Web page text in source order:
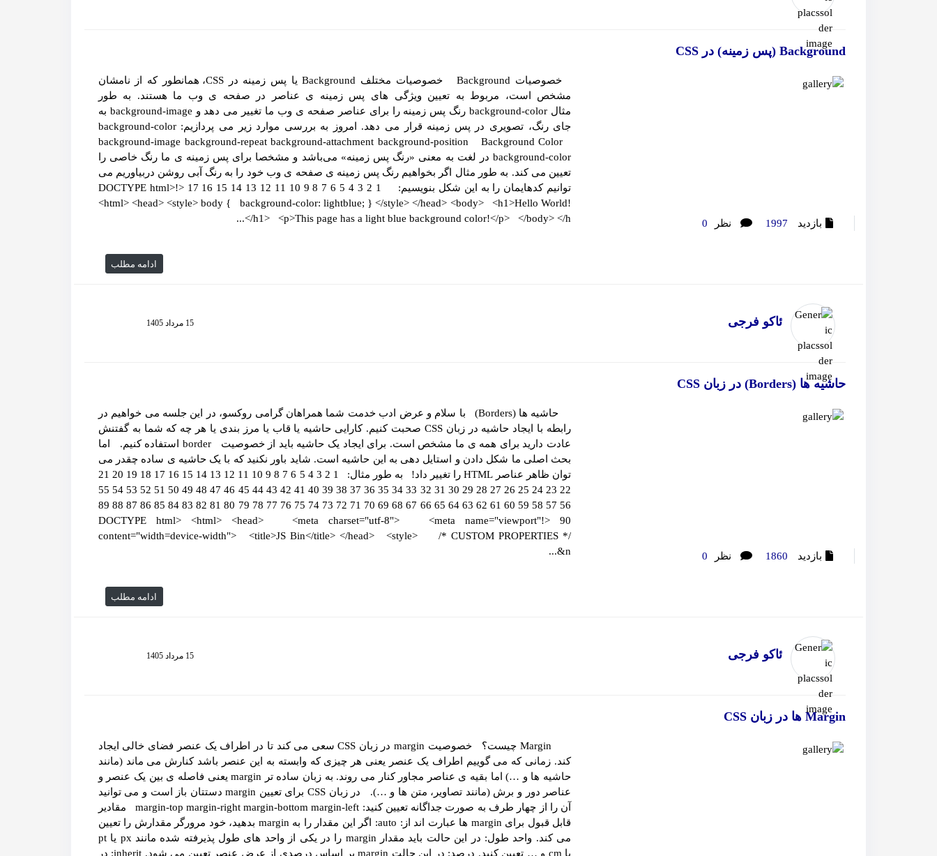
Background (پس زمینه) در CSS
بازدید 1997 نظر 0
خصوصیات Background خصوصیات مختلف Background یا پس زمینه در CSS، همانطور که از نامشان
مشخص است، مربوط به تعیین ویژگی های پس زمینه ی عناصر در صفحه ی وب ما هستند. به طور
مثال background-color رنگ پس زمینه را برای عناصر صفحه ی وب ما تغییر می دهد و background-image به
جای رنگ، تصویری در پس زمینه قرار می دهد. امروز به بررسی موارد زیر می پردازیم: background-color
background-image background-repeat background-attachment background-position Background Color
background-color در لغت به معنی «رنگ پس زمینه» می‌باشد و مشخصا برای پس زمینه ی ما رنگ خاصی را
تعیین می کند. به طور مثال اگر بخواهیم رنگ پس زمینه ی صفحه ی وب خود را به رنگ آبی روشن دربیاوریم می
توانیم کدهایمان را به این شکل بنویسیم: 1 2 3 4 5 6 7 8 9 10 11 12 13 14 15 16 17 <!DOCTYPE html>
<html> <head> <style> body { background-color: lightblue; } </style> </head> <body> <h1>Hello World!
</h1> <p>This page has a light blue background color!</p> </body> </h...
ادامه مطلب
ئاکو فرجی 15 مرداد 1405
حاشیه ها (Borders) در زبان CSS
بازدید 1860 نظر 0
حاشیه ها (Borders) با سلام و عرض ادب خدمت شما همراهان گرامی روکسو، در این جلسه می خواهیم در
رابطه با ایجاد حاشیه در زبان CSS صحبت کنیم. کارایی حاشیه یا قاب یا مرز بندی یا هر چه که شما به گفتنش
عادت دارید برای همه ی ما مشخص است. برای ایجاد یک حاشیه باید از خصوصیت border استفاده کنیم. اما
بحث اصلی ما شکل دادن و استایل دهی به این حاشیه است. شاید باور نکنید که با یک حاشیه ی ساده چقدر می
توان ظاهر عناصر HTML را تغییر داد! به طور مثال: 1 2 3 4 5 6 7 8 9 10 11 12 13 14 15 16 17 18 19 20 21
22 23 24 25 26 27 28 29 30 31 32 33 34 35 36 37 38 39 40 41 42 43 44 45 46 47 48 49 50 51 52 53 54 55
56 57 58 59 60 61 62 63 64 65 66 67 68 69 70 71 72 73 74 75 76 77 78 79 80 81 82 83 84 85 86 87 88 89
90 <!DOCTYPE html> <html> <head> <meta charset="utf-8"> <meta name="viewport"
content="width=device-width"> <title>JS Bin</title> </head> <style> /* CUSTOM PROPERTIES */
&n...
ادامه مطلب
ئاکو فرجی 15 مرداد 1405
Margin ها در زبان CSS
Margin چیست؟ خصوصیت margin در زبان CSS سعی می کند تا در اطراف یک عنصر فضای خالی ایجاد
کند. زمانی که می گوییم اطراف یک عنصر یعنی هر چیزی که وابسته به این عنصر باشد کنارش می ماند (مانند
حاشیه ها و …) اما بقیه ی عناصر مجاور کنار می روند. به زبان ساده تر margin یعنی فاصله ی بین یک عنصر و
عناصر دور و برش (مانند تصاویر، متن ها و …). در زبان CSS برای تعیین margin دستتان باز است و می توانید
آن را از چهار طرف به صورت جداگانه تعیین کنید: margin-top margin-right margin-bottom margin-left مقادیر
قابل قبول برای margin ها عبارت اند از: auto: اگر این مقدار را به margin بدهید، خود مرورگر مقدارش را تعیین
می کند. واحد طول: در این حالت باید مقدار margin را در یکی از واحد های طول پذیرفته شده مانند px یا pt
یا cm و … تعیین کنید. درصد: در این حالت margin بر اساس درصدی از عرض عنصر تعیین می شود. inherit: در